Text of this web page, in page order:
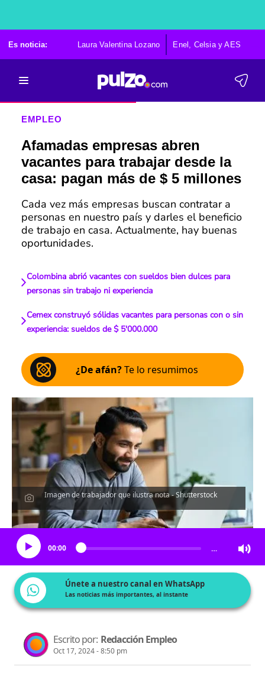
Es noticia: Laura Valentina Lozano Enel, Celsia y AES
EMPLEO
Afamadas empresas abren
vacantes para trabajar desde la
casa: pagan más de $ 5 millones
Cada vez más empresas buscan contratar a
personas en nuestro país y darles el beneficio
de trabajo en casa. Actualmente, hay buenas
oportunidades.
Colombina abrió vacantes con sueldos bien dulces para
personas sin trabajo ni experiencia
Cemex construyó sólidas vacantes para personas con o sin
experiencia: sueldos de $ 5'000.000
¿De afán?Te lo resumimos
Imagen de trabajador que ilustra nota - Shutterstock
Escucha el artículo
00:00 …
Únete a nuestro canal en WhatsApp
Las noticias más importantes, al instante
Escrito por: Redacción Empleo
Oct 17, 2024 - 8:50 pm